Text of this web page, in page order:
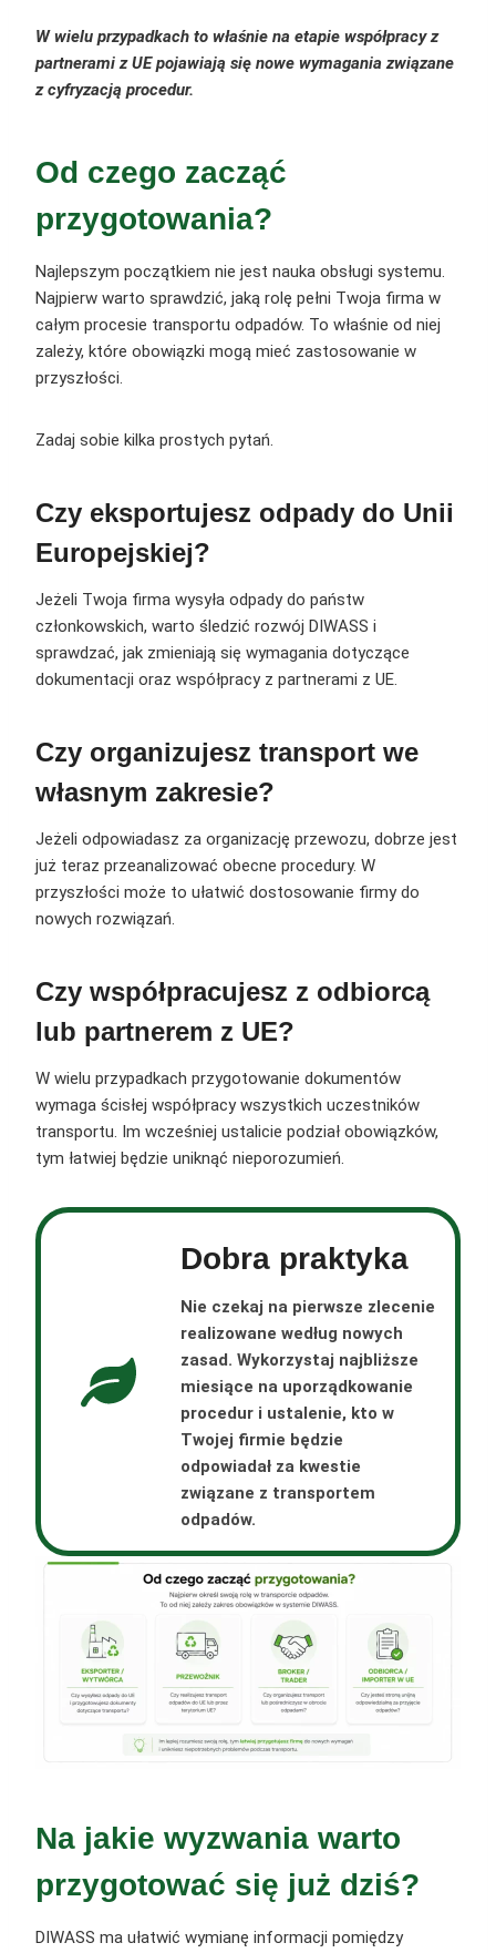
W wielu przypadkach to właśnie na etapie współpracy z
partnerami z UE pojawiają się nowe wymagania związane
z cyfryzacją procedur.
Od czego zacząć
przygotowania?
Najlepszym początkiem nie jest nauka obsługi systemu.
Najpierw warto sprawdzić, jaką rolę pełni Twoja firma w
całym procesie transportu odpadów. To właśnie od niej
zależy, które obowiązki mogą mieć zastosowanie w
przyszłości.
Zadaj sobie kilka prostych pytań.
Czy eksportujesz odpady do Unii
Europejskiej?
Jeżeli Twoja firma wysyła odpady do państw
członkowskich, warto śledzić rozwój DIWASS i
sprawdzać, jak zmieniają się wymagania dotyczące
dokumentacji oraz współpracy z partnerami z UE.
Czy organizujesz transport we
własnym zakresie?
Jeżeli odpowiadasz za organizację przewozu, dobrze jest
już teraz przeanalizować obecne procedury. W
przyszłości może to ułatwić dostosowanie firmy do
nowych rozwiązań.
Czy współpracujesz z odbiorcą
lub partnerem z UE?
W wielu przypadkach przygotowanie dokumentów
wymaga ścisłej współpracy wszystkich uczestników
transportu. Im wcześniej ustalicie podział obowiązków,
tym łatwiej będzie uniknąć nieporozumień.
Dobra praktyka
Nie czekaj na pierwsze zlecenie
realizowane według nowych
zasad. Wykorzystaj najbliższe
miesiące na uporządkowanie
procedur i ustalenie, kto w
Twojej firmie będzie
odpowiadał za kwestie
związane z transportem
odpadów.
Na jakie wyzwania warto
przygotować się już dziś?
DIWASS ma ułatwić wymianę informacji pomiędzy